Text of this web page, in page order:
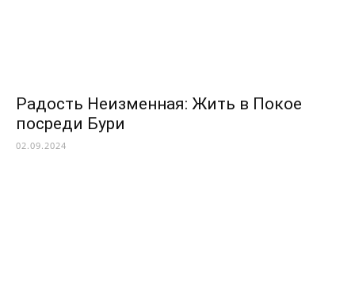
Радость Неизменная: Жить в Покое
посреди Бури
02.09.2024